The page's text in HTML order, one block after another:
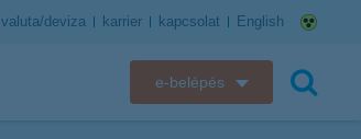
valuta/deviza karrier kapcsolat English
e-belépés